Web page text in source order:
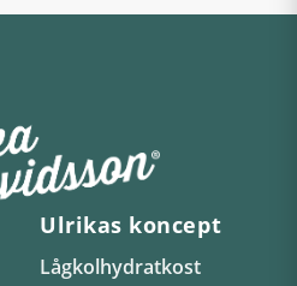
Ulrikas koncept
Lågkolhydratkost